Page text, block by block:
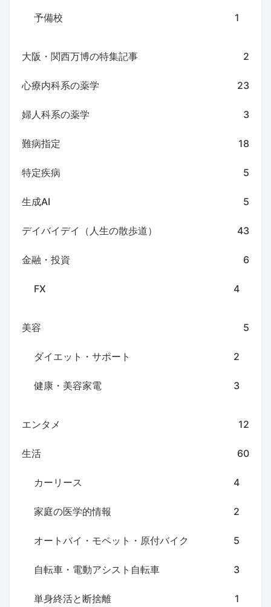
予備校 1
大阪・関西万博の特集記事 2
心療内科系の薬学 23
婦人科系の薬学 3
難病指定 18
特定疾病 5
生成AI 5
デイバイデイ（人生の散歩道） 43
金融・投資 6
FX 4
美容 5
ダイエット・サポート 2
健康・美容家電 3
エンタメ 12
生活 60
カーリース 4
家庭の医学的情報 2
オートバイ・モペット・原付バイク 5
自転車・電動アシスト自転車 3
単身終活と断捨離 1